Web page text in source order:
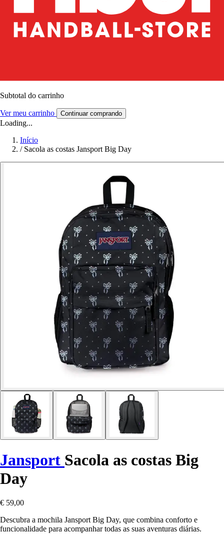
Subtotal do carrinho
Ver meu carrinho Continuar comprando
Loading...
Início
/ Sacola as costas Jansport Big Day
Jansport Sacola as costas Big
Day
€ 59,00
Descubra a mochila Jansport Big Day, que combina conforto e
funcionalidade para acompanhar todas as suas aventuras diárias.